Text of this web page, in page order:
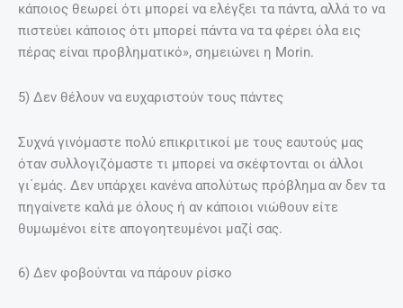
κάποιος θεωρεί ότι μπορεί να ελέγξει τα πάντα, αλλά το να
πιστεύει κάποιος ότι μπορεί πάντα να τα φέρει όλα εις
πέρας είναι προβληματικό», σημειώνει η Morin.
5) Δεν θέλουν να ευχαριστούν τους πάντες
Συχνά γινόμαστε πολύ επικριτικοί με τους εαυτούς μας
όταν συλλογιζόμαστε τι μπορεί να σκέφτονται οι άλλοι
γι΄εμάς. Δεν υπάρχει κανένα απολύτως πρόβλημα αν δεν τα
πηγαίνετε καλά με όλους ή αν κάποιοι νιώθουν είτε
θυμωμένοι είτε απογοητευμένοι μαζί σας.
6) Δεν φοβούνται να πάρουν ρίσκο